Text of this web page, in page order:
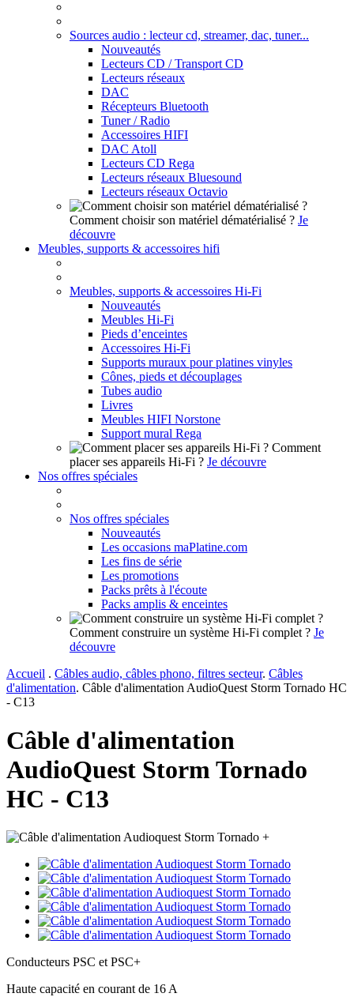
Sources audio : lecteur cd, streamer, dac, tuner...
Nouveautés
Lecteurs CD / Transport CD
Lecteurs réseaux
DAC
Récepteurs Bluetooth
Tuner / Radio
Accessoires HIFI
DAC Atoll
Lecteurs CD Rega
Lecteurs réseaux Bluesound
Lecteurs réseaux Octavio
Comment choisir son matériel dématérialisé ? Je
découvre
Meubles, supports & accessoires hifi
Meubles, supports & accessoires Hi-Fi
Nouveautés
Meubles Hi-Fi
Pieds d’enceintes
Accessoires Hi-Fi
Supports muraux pour platines vinyles
Cônes, pieds et découplages
Tubes audio
Livres
Meubles HIFI Norstone
Support mural Rega
Comment
placer ses appareils Hi-Fi ? Je découvre
Nos offres spéciales
Nos offres spéciales
Nouveautés
Les occasions maPlatine.com
Les fins de série
Les promotions
Packs prêts à l'écoute
Packs amplis & enceintes
Comment construire un système Hi-Fi complet ? Je
découvre
Accueil . Câbles audio, câbles phono, filtres secteur. Câbles
d'alimentation. Câble d'alimentation AudioQuest Storm Tornado HC
- C13
Câble d'alimentation
AudioQuest Storm Tornado
HC - C13
+
Conducteurs PSC et PSC+
Haute capacité en courant de 16 A